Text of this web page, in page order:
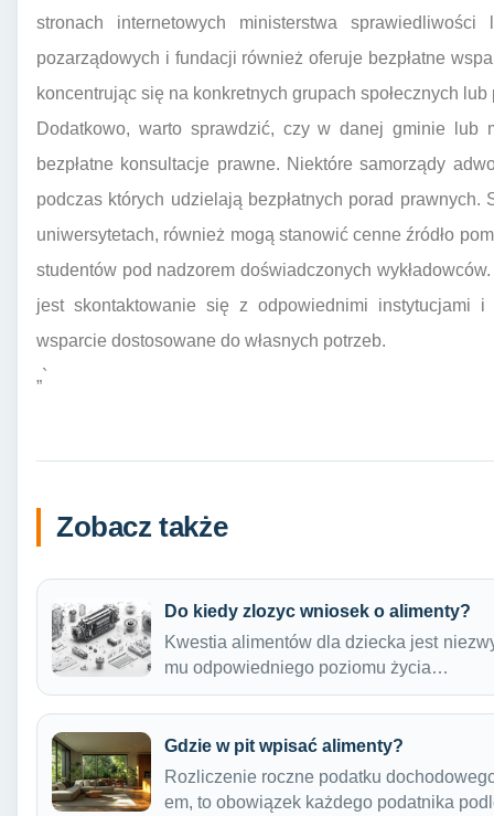
stronach internetowych ministerstwa
pozarządowych i fundacji również oferuje bezpłatne
koncentrując się na konkretnych grupach społecznych lub
Dodatkowo, warto sprawdzić, czy w danej gminie lub
bezpłatne konsultacje prawne. Niektóre samorządy
podczas których udzielają bezpłatnych porad prawnych.
uniwersytetach, również mogą stanowić cenne źródło
studentów pod nadzorem doświadczonych
jest skontaktowanie się z odpowiednimi instytucjami
wsparcie dostosowane do własnych potrzeb.
„`
Zobacz także
Do kiedy zlozyc wniosek o alimenty?
Kwestia alimentów dla dziecka jest
mu odpowiedniego poziomu życia…
Gdzie w pit wpisać alimenty?
Rozliczenie roczne podatku
em, to obowiązek każdego podatnika